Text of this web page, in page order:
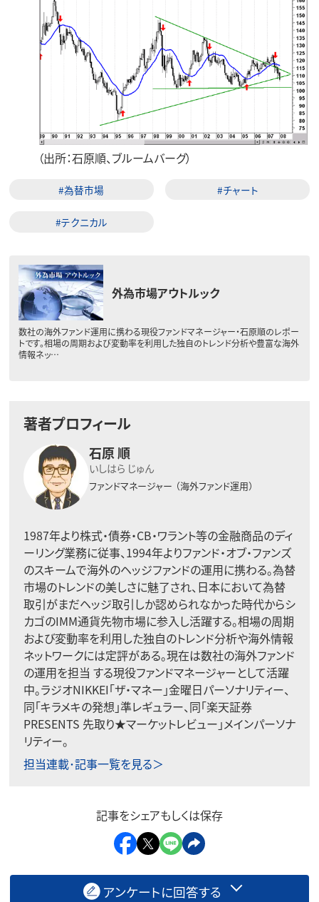
（出所：石原順、ブルームバーグ）
#為替市場 #チャート
#テクニカル
外為市場アウトルック
数社の海外ファンド運用に携わる現役ファンドマネージャー・石原順のレポー
トです。相場の周期および変動率を利用した独自のトレンド分析や豊富な海外
情報ネッ…
著者プロフィール
石原 順
いしはら じゅん
ファンドマネージャー （海外ファンド運用）
1987年より株式・債券・CB・ワラント等の金融商品のディ
ーリング業務に従事、1994年よりファンド・オブ・ファンズ
のスキームで海外のヘッジファンドの運用に携わる。為替
市場のトレンドの美しさに魅了され、日本において為替
取引がまだヘッジ取引しか認められなかった時代からシ
カゴのIMM通貨先物市場に参入し活躍する。相場の周期
および変動率を利用した独自のトレンド分析や海外情報
ネットワークには定評がある。現在は数社の海外ファンド
の運用を担当 する現役ファンドマネージャーとして活躍
中。ラジオNIKKEI「ザ・マネー」金曜日パーソナリティー、
同「キラメキの発想」準レギュラー、同「楽天証券
PRESENTS 先取り★マーケットレビュー」メインパーソナ
リティー。
担当連載･記事一覧を見る＞
記事をシェアもしくは保存
アンケートに回答する